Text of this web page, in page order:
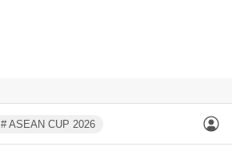
# ASEAN CUP 2026